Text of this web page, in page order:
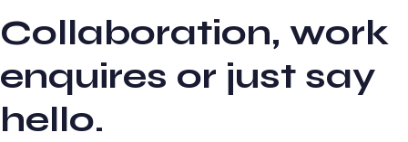
Collaboration, work
enquires or just say
hello.